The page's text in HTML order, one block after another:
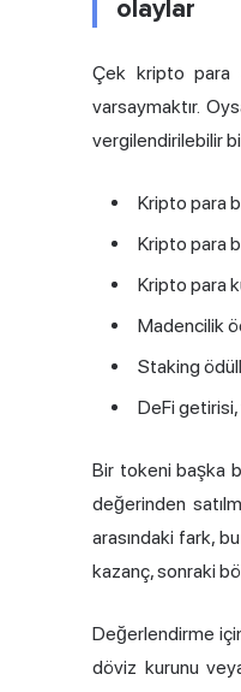
olaylar
Çek kripto para
varsaymaktır.
vergilendirilebilir
Kripto para
Kripto para
Kripto para
Madencilik
Staking
DeFi
Bir tokeni başka
değerinden
arasındaki fark,
kazanç, sonraki
Değerlendirme
döviz kurunu